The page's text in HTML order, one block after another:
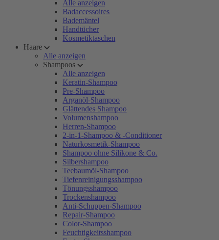
Alle anzeigen
Badaccessoires
Bademäntel
Handtücher
Kosmetiktaschen
Haare
Alle anzeigen
Shampoos
Alle anzeigen
Keratin-Shampoo
Pre-Shampoo
Arganöl-Shampoo
Glättendes Shampoo
Volumenshampoo
Herren-Shampoo
2-in-1-Shampoo & -Conditioner
Naturkosmetik-Shampoo
Shampoo ohne Silikone & Co.
Silbershampoo
Teebaumöl-Shampoo
Tiefenreinigungsshampoo
Tönungsshampoo
Trockenshampoo
Anti-Schuppen-Shampoo
Repair-Shampoo
Color-Shampoo
Feuchtigkeitsshampoo